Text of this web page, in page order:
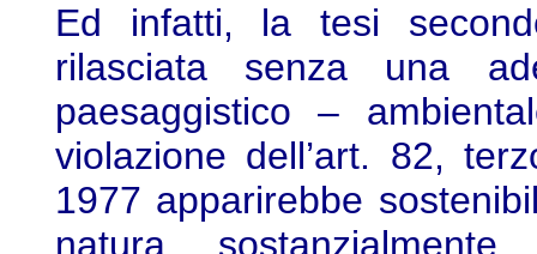
Ed infatti, la tesi
rilasciata senza una
paesaggistico –
violazione dell’art. 82,
1977 apparirebbe
natura